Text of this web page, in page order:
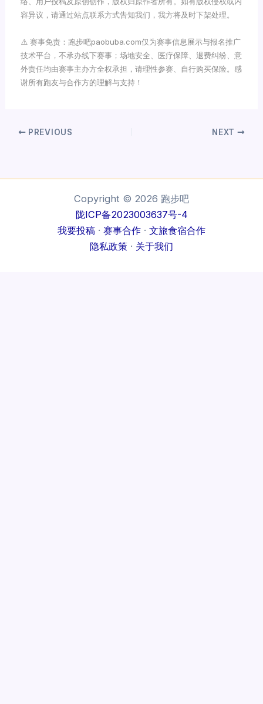
容异议，请通过站点联系方式告知我们，我方将及时下架处理。
⚠️ 赛事免责：跑步吧paobuba.com仅为赛事信息展示与报名推广
技术平台，不承办线下赛事；场地安全、医疗保障、退费纠纷、意
外责任均由赛事主办方全权承担，请理性参赛、自行购买保险。感
谢所有跑友与合作方的理解与支持！
PREVIOUS NEXT
Copyright © 2026 跑步吧
陇ICP备2023003637号-4
我要投稿 · 赛事合作 · 文旅食宿合作
隐私政策 · 关于我们